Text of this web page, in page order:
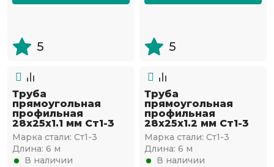
5 5
Труба
прямоугольная
профильная
28х25х1.1 мм Ст1-3
Марка стали: Ст1-3
Длина: 6 м
В наличии
Труба
прямоугольная
профильная
28х25х1.2 мм Ст1-3
Марка стали: Ст1-3
Длина: 6 м
В наличии